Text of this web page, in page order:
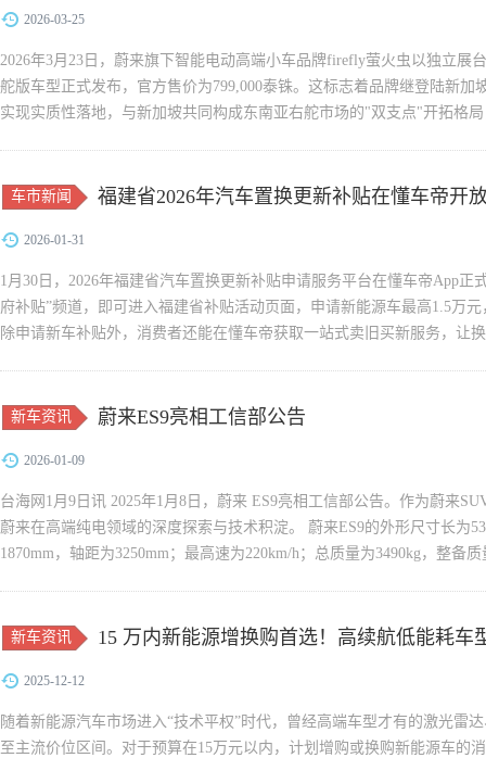
再提速
2026-03-25
2026年3月23日，蔚来旗下智能电动高端小车品牌firefly萤火虫以独立展
舵版车型正式发布，官方售价为799,000泰铢。这标志着品牌继登陆新加
实现实质性落地，与新加坡共同构成东南亚右舵市场的"双支点"开拓格
车市新闻 福建省2026年汽车置换更新补贴在懂车帝开
2026-01-31
1月30日，2026年福建省汽车置换更新补贴申请服务平台在懂车帝App正
府补贴”频道，即可进入福建省补贴活动页面，申请新能源车最高1.5万
除申请新车补贴外，消费者还能在懂车帝获取一站式卖旧买新服务，让
新车资讯 蔚来ES9亮相工信部公告
2026-01-09
台海网1月9日讯 2025年1月8日，蔚来 ES9亮相工信部公告。作为蔚来
蔚来在高端纯电领域的深度探索与技术积淀。 蔚来ES9的外形尺寸长为
1870mm，轴距为3250mm；最高速为220km/h；总质量为3490kg，整备
新车资讯 15 万内新能源增换购首选！高续航低能耗车
2025-12-12
随着新能源汽车市场进入“技术平权”时代，曾经高端车型才有的激光雷
至主流价位区间。对于预算在15万元以内，计划增购或换购新能源车的